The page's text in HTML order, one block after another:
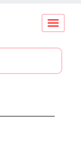
Conmutar